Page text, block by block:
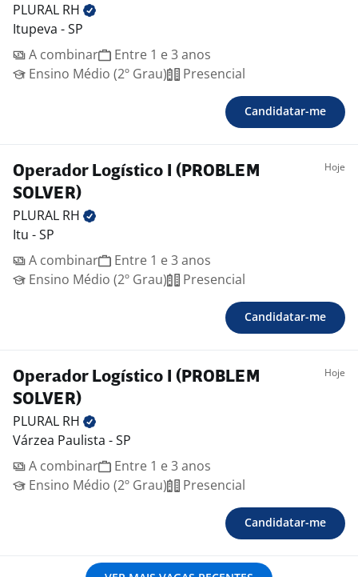
PLURAL RH
Itupeva - SP
A combinar
Entre 1 e 3 anos
Ensino Médio (2º Grau)
Presencial
Candidatar-me
Operador Logístico I (PROBLEM
SOLVER)
Hoje
PLURAL RH
Itu - SP
A combinar
Entre 1 e 3 anos
Ensino Médio (2º Grau)
Presencial
Candidatar-me
Operador Logístico I (PROBLEM
SOLVER)
Hoje
PLURAL RH
Várzea Paulista - SP
A combinar
Entre 1 e 3 anos
Ensino Médio (2º Grau)
Presencial
Candidatar-me